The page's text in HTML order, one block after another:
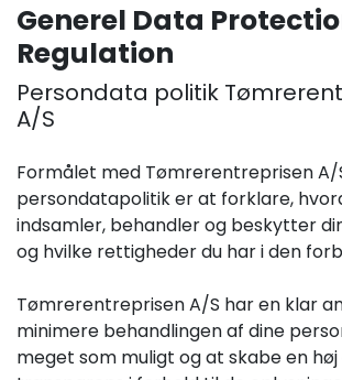
Generel Data
Regulation
Persondata politik
A/S
Formålet med Tømrerentreprisen A/
persondatapolitik er at forklare,
indsamler, behandler og beskytter
og hvilke rettigheder du har i den
​Tømrerentreprisen A/S har en klar
minimere behandlingen af dine
meget som muligt og at skabe en